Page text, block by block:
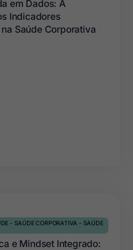
em Dados: A
Indicadores
Saúde Corporativa
- SAÚDE CORPORATIVA - SAÚDE
e Mindset Integrado: